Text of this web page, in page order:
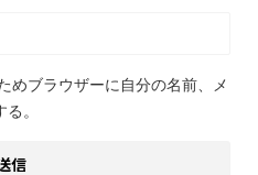
めブラウザーに自分の名前、メ
。